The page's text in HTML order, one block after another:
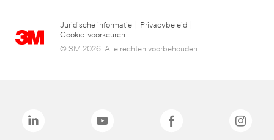
Juridische informatie Privacybeleid
Cookie-voorkeuren
© 3M 2026. Alle rechten voorbehouden.